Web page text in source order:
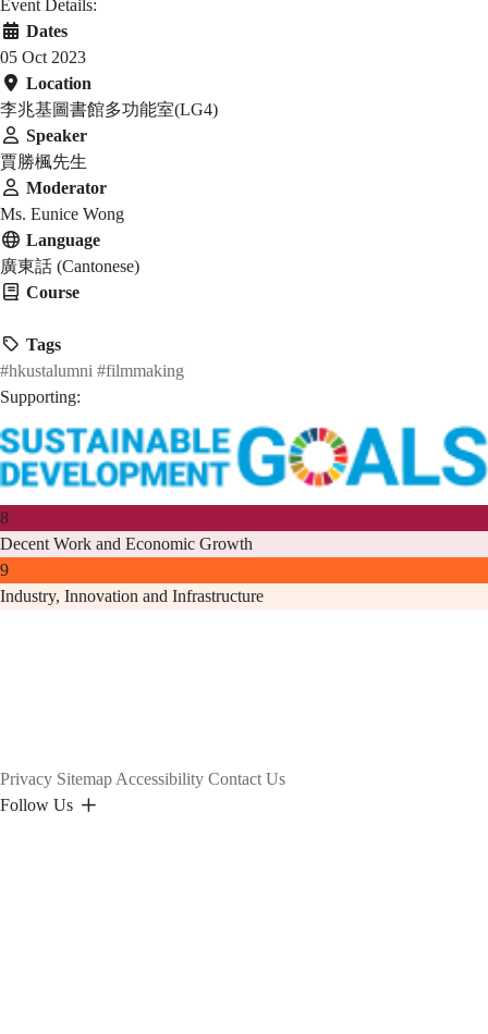
Event Details:
Dates
05 Oct 2023
Location
李兆基圖書館多功能室(LG4)
Speaker
賈勝楓先生
Moderator
Ms. Eunice Wong
Language
廣東話 (Cantonese)
Course
Tags
#hkustalumni #filmmaking
Supporting:
8
Decent Work and Economic Growth
9
Industry, Innovation and Infrastructure
Privacy Sitemap Accessibility Contact Us
Follow Us